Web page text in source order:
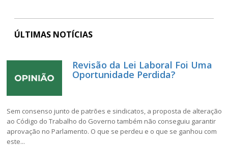
ÚLTIMAS NOTÍCIAS
Revisão da Lei Laboral Foi Uma
Oportunidade Perdida?
Sem consenso junto de patrões e sindicatos, a proposta de alteração
ao Código do Trabalho do Governo também não conseguiu garantir
aprovação no Parlamento. O que se perdeu e o que se ganhou com
este...